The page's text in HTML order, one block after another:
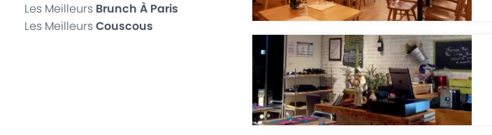
Les Meilleurs Brunch À Paris
Les MeilleursCouscous